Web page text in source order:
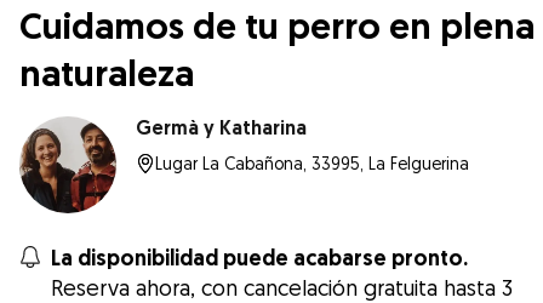
Cuidamos de tu perro en plena
naturaleza
Germà y Katharina
Lugar La Cabañona, 33995, La Felguerina
La disponibilidad puede acabarse pronto.
Reserva ahora, con cancelación gratuita hasta 3